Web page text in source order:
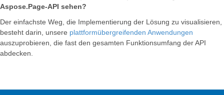
Aspose.Page-API sehen?
Der einfachste Weg, die Implementierung der Lösung zu visualisieren,
besteht darin, unsere plattformübergreifenden Anwendungen
auszuprobieren, die fast den gesamten Funktionsumfang der API
abdecken.